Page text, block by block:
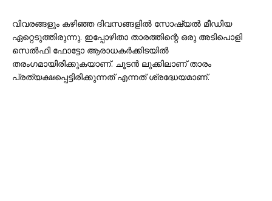
വിവരങ്ങളും കഴിഞ്ഞ ദിവസങ്ങളിൽ സോഷ്യൽ മീഡിയ
ഏറ്റെടുത്തിരുന്നു. ഇപ്പോഴിതാ താരത്തിന്റെ ഒരു അടിപൊളി
സെൽഫി ഫോട്ടോ ആരാധകർക്കിടയിൽ
തരംഗമായിരിക്കുകയാണ്. ചൂടൻ ലുക്കിലാണ് താരം
പ്രത്യക്ഷപ്പെട്ടിരിക്കുന്നത് എന്നത് ശ്രദ്ധേയമാണ്.